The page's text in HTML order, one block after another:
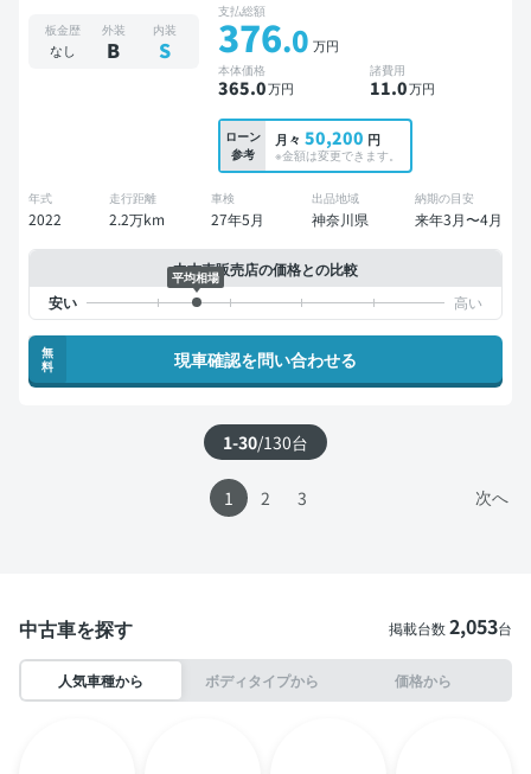
板金歴
なし
外装
B
内装
S
支払総額
376.0 万円
本体価格
365.0万円
諸費用
11.0万円
ローン
参考
月々 50,200 円
※金額は変更できます。
年式
2022
走行距離
2.2万km
車検
27年5月
出品地域
神奈川県
納期の目安
来年3月〜4月
中古車販売店の価格との比較
平均相場
無
料
現車確認を問い合わせる
1-30/130台
次へ
1 2 3
中古車を探す 掲載台数2,053台
人気車種から ボディタイプから 価格から